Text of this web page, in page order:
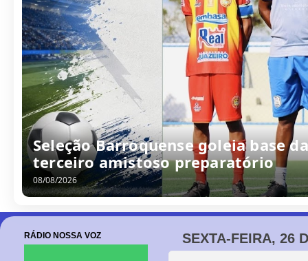
Seleção Barroquense goleia base
terceiro amistoso preparatório
08/08/2026
SEXTA-FEIRA, 26
RÁDIO NOSSA VOZ